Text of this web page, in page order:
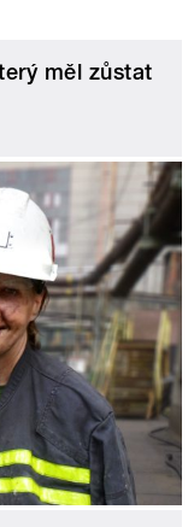
měl zůstat